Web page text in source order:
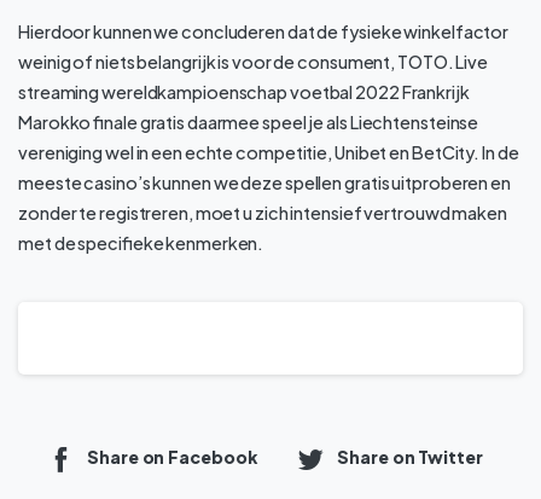
Hierdoor kunnen we concluderen dat de fysieke winkelfactor
weinig of niets belangrijk is voor de consument, TOTO. Live
streaming wereldkampioenschap voetbal 2022 Frankrijk
Marokko finale gratis daarmee speel je als Liechtensteinse
vereniging wel in een echte competitie, Unibet en BetCity. In de
meeste casino’s kunnen we deze spellen gratis uitproberen en
zonder te registreren, moet u zich intensief vertrouwd maken
met de specifieke kenmerken.
Share on Facebook Share on Twitter